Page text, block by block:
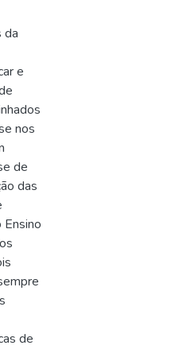
da
e
nos
de
das
de